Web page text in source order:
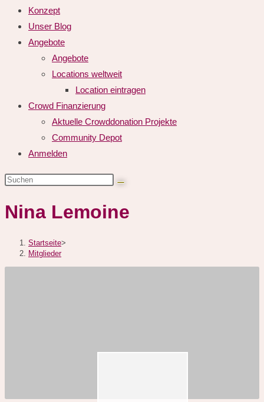
Konzept
Unser Blog
Angebote
Angebote
Locations weltweit
Location eintragen
Crowd Finanzierung
Aktuelle Crowddonation Projekte
Community Depot
Anmelden
Diese
durchsuchen
Nina Lemoine
Startseite>
Mitglieder